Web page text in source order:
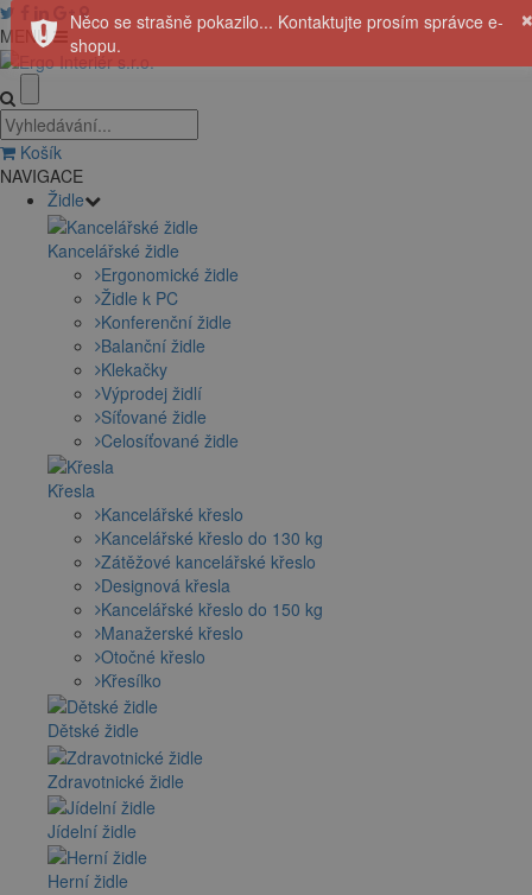
MENU
Košík
NAVIGACE
Židle
Kancelářské židle
Ergonomické židle
Židle k PC
Konferenční židle
Balanční židle
Klekačky
Výprodej židlí
Síťované židle
Celosíťované židle
Křesla
Kancelářské křeslo
Kancelářské křeslo do 130 kg
Zátěžové kancelářské křeslo
Designová křesla
Kancelářské křeslo do 150 kg
Manažerské křeslo
Otočné křeslo
Křesílko
Dětské židle
Zdravotnické židle
Jídelní židle
Herní židle